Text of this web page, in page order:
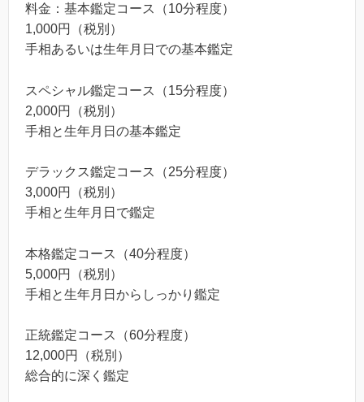
料金：基本鑑定コース（10分程度）
1,000円（税別）
手相あるいは生年月日での基本鑑定
スペシャル鑑定コース（15分程度）
2,000円（税別）
手相と生年月日の基本鑑定
デラックス鑑定コース（25分程度）
3,000円（税別）
手相と生年月日で鑑定
本格鑑定コース（40分程度）
5,000円（税別）
手相と生年月日からしっかり鑑定
正統鑑定コース（60分程度）
12,000円（税別）
総合的に深く鑑定